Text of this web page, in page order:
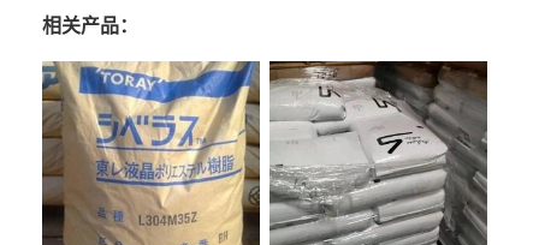
相关产品：